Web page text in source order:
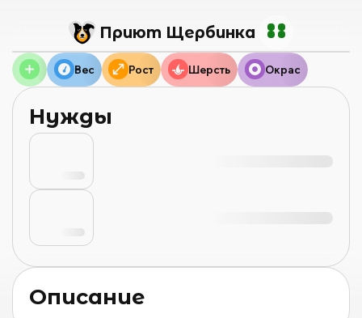
Приют Щербинка
Описание
Вес Рост Шерсть Окрас
Нужды